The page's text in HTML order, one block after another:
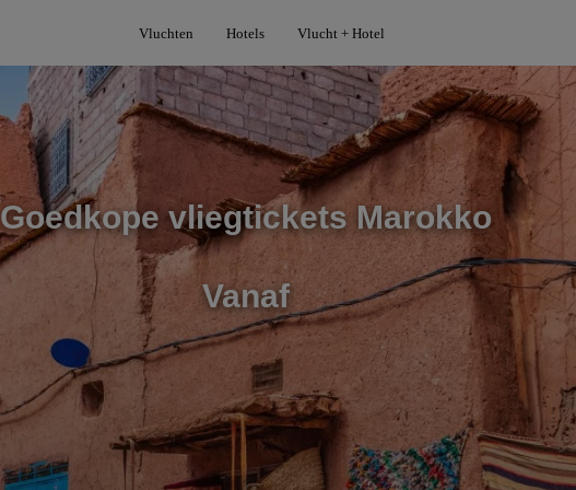
Vluchten Hotels Vlucht + Hotel
Goedkope vliegtickets Marokko
Vanaf